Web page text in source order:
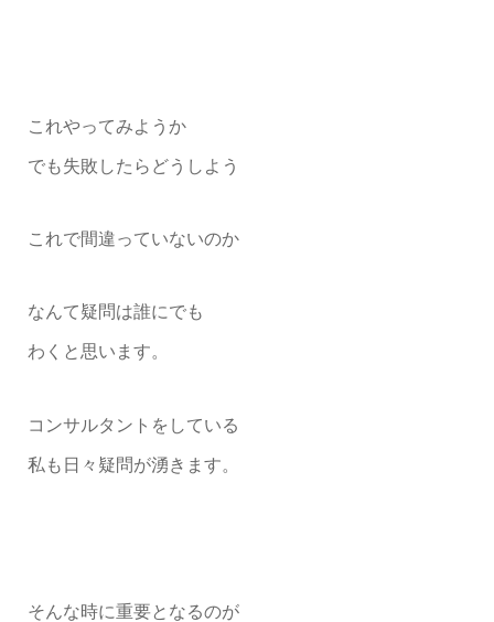
これやってみようか
でも失敗したらどうしよう
これで間違っていないのか
なんて疑問は誰にでも
わくと思います。
コンサルタントをしている
私も日々疑問が湧きます。
そんな時に重要となるのが